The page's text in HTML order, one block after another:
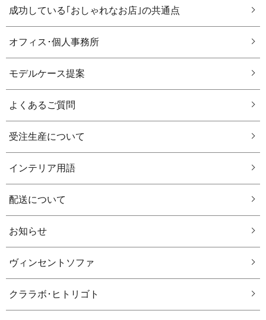
成功している｢おしゃれなお店｣の共通点
オフィス･個人事務所
モデルケース提案
よくあるご質問
受注生産について
インテリア用語
配送について
お知らせ
ヴィンセントソファ
クララボ･ヒトリゴト